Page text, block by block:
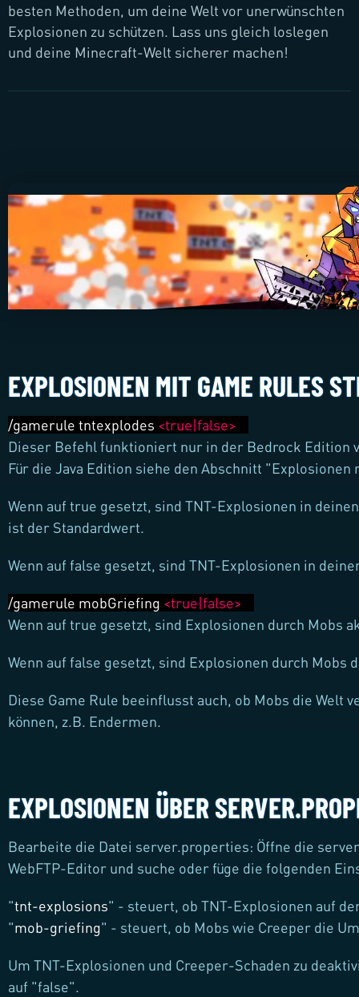
besten Methoden, um deine Welt vor unerwünschten
Explosionen zu schützen. Lass uns gleich loslegen
und deine Minecraft-Welt sicherer machen!
EXPLOSIONEN MIT GAME RULES
/gamerule tntexplodes <true|false>
Dieser Befehl funktioniert nur in der Bedrock Edition
Für die Java Edition siehe den Abschnitt
Wenn auf true gesetzt, sind TNT-Explosionen in
ist der Standardwert.
Wenn auf false gesetzt, sind TNT-Explosionen in
/gamerule mobGriefing <true|false>
Wenn auf true gesetzt, sind Explosionen durch Mobs
Wenn auf false gesetzt, sind Explosionen durch Mobs
Diese Game Rule beeinflusst auch, ob Mobs die Welt
können, z.B. Endermen.
EXPLOSIONEN ÜBER
Bearbeite die Datei server.properties: Öffne die
WebFTP-Editor und suche oder füge die folgenden
"tnt-explosions" - steuert, ob TNT-Explosionen auf
"mob-griefing" - steuert, ob Mobs wie Creeper die
Um TNT-Explosionen und Creeper-Schaden zu
auf "false".